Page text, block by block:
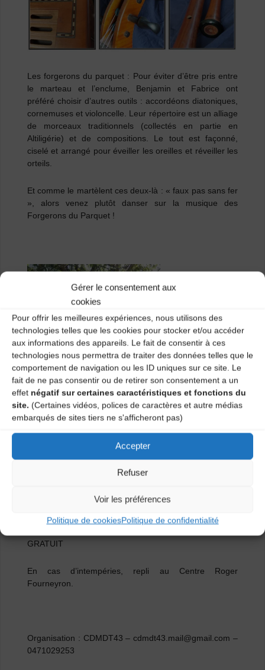
Gérer le consentement aux
cookies
Pour offrir les meilleures expériences, nous utilisons des
technologies telles que les cookies pour stocker et/ou accéder
aux informations des appareils. Le fait de consentir à ces
technologies nous permettra de traiter des données telles que le
comportement de navigation ou les ID uniques sur ce site. Le
fait de ne pas consentir ou de retirer son consentement a un
effet négatif sur certaines caractéristiques et fonctions du
site. (Certaines vidéos, polices de caractères et autre médias
embarqués de sites tiers ne s'afficheront pas)
Accepter
Refuser
Voir les préférences
Politique de cookiesPolitique de confidentialité
Les forgerons du parquet : Pour éviter d’être pris entre
le marteau et l’enclume, Benjamin et Fabrice ont
préféré choisir d’autres outils : accordéons diatoniques,
cornemuses et violoncelle. Leur répertoire est un alliage
de morceaux traditionnels (collectés en partie en
Altiligérie) et de compositions. Le tout est façonné,
ciselé et arrangé pour éveiller les oreilles et réveiller les
orteils.
Et comme le martèlent ces deux-là : « faux pas sans fer
», alors venez plutôt danser sur la musique des
Forgerons du Parquet !
« Filles d’en Haut », pour vous réchauffer les jambes et
le cœur !
GRATUIT
En cas d’intempéries, repli au Centre Roger
Fourneyron.
Organisation : CDMDT43 – cdmdt43.mail@gmail.com –
0471029253